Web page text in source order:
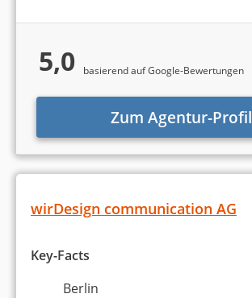
5,0 basierend auf Google-Bewertungen
Zum Agentur-Profil
wirDesign communication AG
Key-Facts
Berlin